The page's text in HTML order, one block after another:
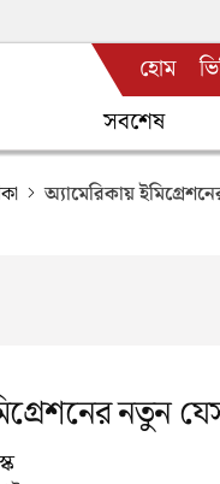
হোম
সবশেষ
অ্যামেরিকায়
নতুন